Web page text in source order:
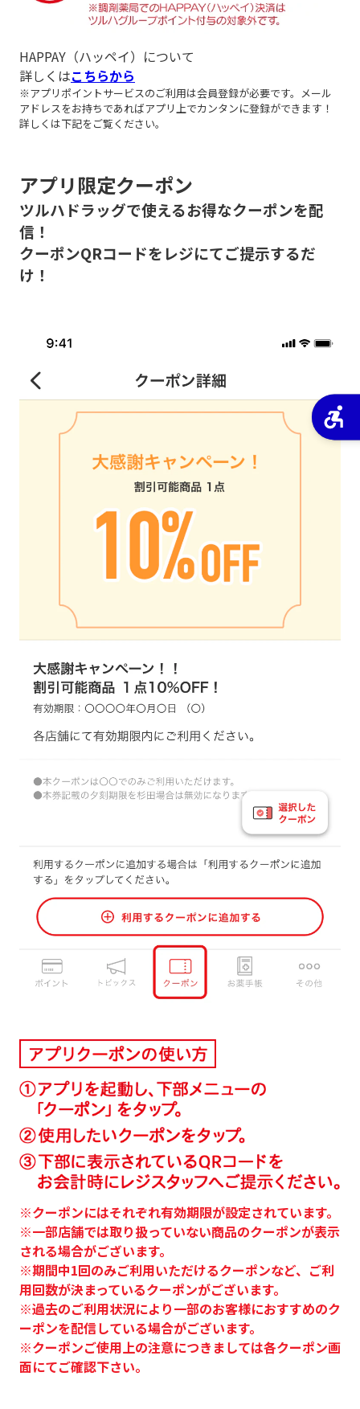
HAPPAY（ハッペイ）について
詳しくはこちらから
※アプリポイントサービスのご利用は会員登録が必要です。メール
アドレスをお持ちであればアプリ上でカンタンに登録ができます！
詳しくは下記をご覧ください。
アプリ限定クーポン
ツルハドラッグで使えるお得なクーポンを配
信！
クーポンQRコードをレジにてご提示するだ
け！
※クーポンにはそれぞれ有効期限が設定されています。
※一部店舗では取り扱っていない商品のクーポンが表示
される場合がございます。
※期間中1回のみご利用いただけるクーポンなど、ご利
用回数が決まっているクーポンがございます。
※過去のご利用状況により一部のお客様におすすめのク
ーポンを配信している場合がございます。
※クーポンご使用上の注意につきましては各クーポン画
面にてご確認下さい。